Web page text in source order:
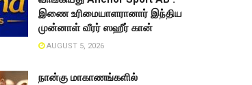
இணை உரிமையாளரானார் இந்திய
முன்னாள் வீரர் ஸஹீர் கான்
AUGUST 5, 2026
நான்கு மாகாணங்களில்